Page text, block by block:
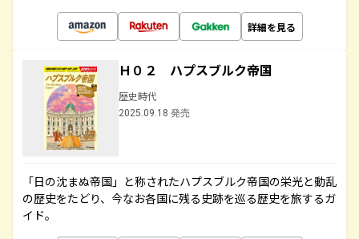
詳細を見る
Ｈ０２ ハプスブルク帝国
歴史時代
2025.09.18 発売
「日の沈まぬ帝国」と称されたハプスブルク帝国の栄光と動乱
の歴史をたどり、今なお各国に残る史跡を巡る歴史を旅するガ
イド。